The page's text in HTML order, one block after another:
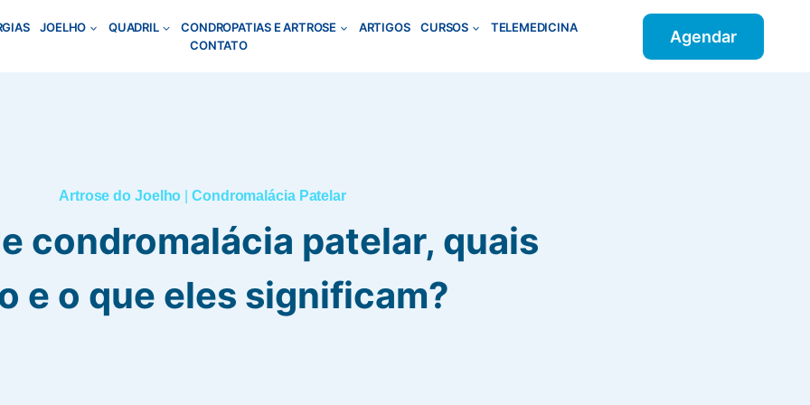
JOELHO QUADRIL CONDROPATIAS E ARTROSE ARTIGOS CURSOS
TELEMEDICINA
CONTATO
Agendar
Artrose do Joelho |Condromalácia Patelar
condromalácia patelar, quais
e o que eles significam?